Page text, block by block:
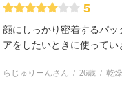
5
顔にしっかり密着するパ
アをしたいときに使ってい
らじゅりーんさん 26歳 乾